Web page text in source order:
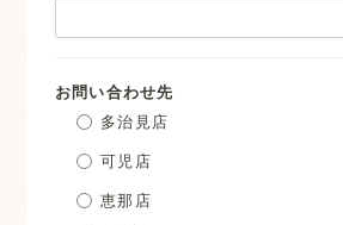
お問い合わせ先
多治見店
可児店
恵那店